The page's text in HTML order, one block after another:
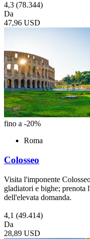
4,3 (78.344)
Da
47,96 USD
fino a -20%
Roma
Colosseo
Visita l'imponente
gladiatori e bighe; prenota
dell'elevata domanda.
4,1 (49.414)
Da
28,89 USD